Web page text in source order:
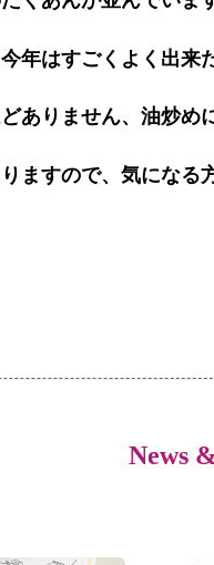
年はすごくよく出
ありません、油炒め
ますので、気になる
News